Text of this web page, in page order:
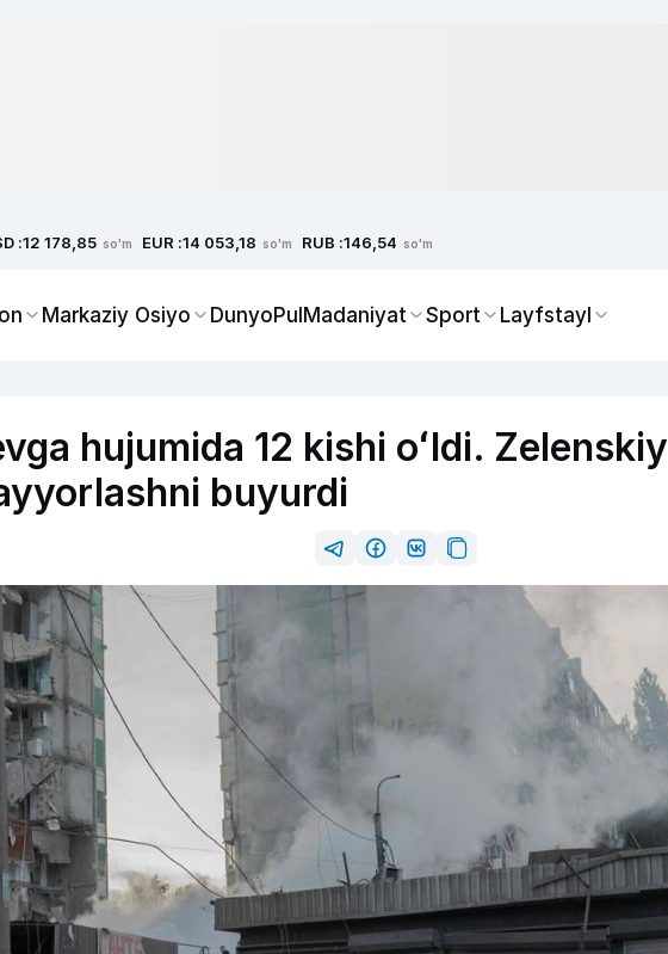
:12 178,85 so'm EUR :14 053,18 so'm RUB :146,54 so'm
Markaziy Osiyo DunyoPulMadaniyat Sport Layfstayl
hujumida 12 kishi oʻldi. Zelenskiy
buyurdi